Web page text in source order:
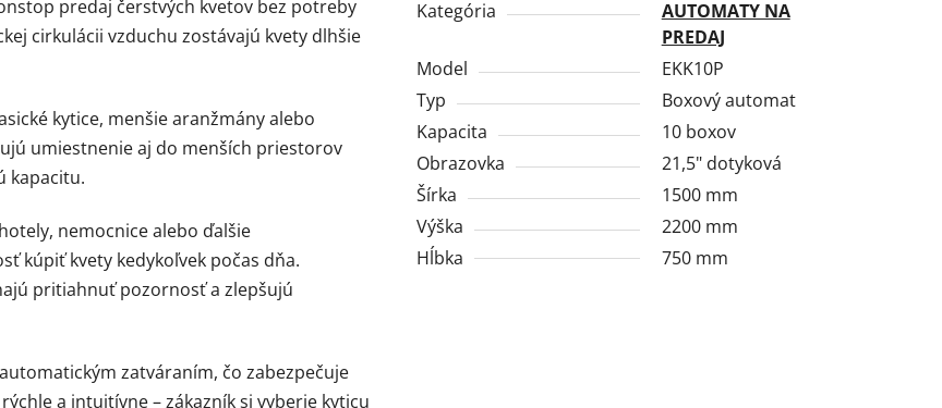
predaj čerstvých kvetov bez potreby
cirkulácii vzduchu zostávajú kvety dlhšie
kytice, menšie aranžmány alebo
umiestnenie aj do menších priestorov
kapacitu.
nemocnice alebo ďalšie
kúpiť kvety kedykoľvek počas dňa.
pritiahnuť pozornosť a zlepšujú
zatváraním, čo zabezpečuje
a intuitívne – zákazník si vyberie kyticu
Kategória
AUTOMATY NA
PREDAJ
Model
EKK10P
Typ
Boxový automat
Kapacita
10 boxov
Obrazovka
21,5" dotyková
Šírka
1500 mm
Výška
2200 mm
Hĺbka
750 mm